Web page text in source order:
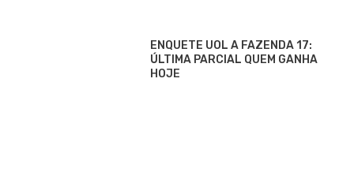
ENQUETE UOL A FAZENDA 17:
ÚLTIMA PARCIAL QUEM GANHA
HOJE